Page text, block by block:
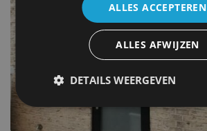
ALLES ACCEPTEREN
ALLES AFWIJZEN
DETAILS WEERGEVEN